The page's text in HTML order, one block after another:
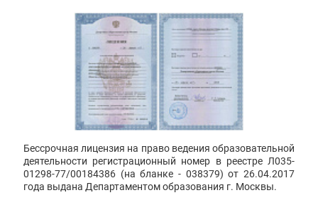
Бессрочная лицензия на право ведения образовательной
деятельности регистрационный номер в реестре Л035-
01298-77/00184386 (на бланке - 038379) от 26.04.2017
года выдана Департаментом образования г. Москвы.